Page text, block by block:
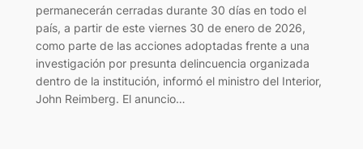
permanecerán cerradas durante 30 días en todo el
país, a partir de este viernes 30 de enero de 2026,
como parte de las acciones adoptadas frente a una
investigación por presunta delincuencia organizada
dentro de la institución, informó el ministro del Interior,
John Reimberg. El anuncio…